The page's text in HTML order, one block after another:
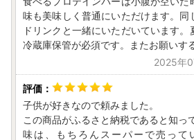
味も美味しく普通にいただけます。同
ドリンクと一緒にいただいています
冷蔵庫保管が必須です。またお願いす
2025年
子供が好きなので頼みました。
この商品がふるさと納税であると知っ
味は、もちろんスーパーで売って